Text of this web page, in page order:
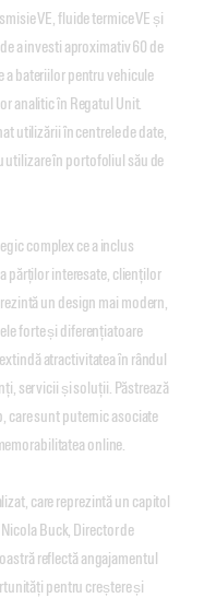
VE, fluide termice VE și
a investi aproximativ 60 de
a bateriilor pentru vehicule
analitic în Regatul Unit.
utilizării în centrele de date,
utilizare în portofoliul său de
complex ce a inclus
părților interesate, clienților
un design mai modern,
forte și diferențiatoare
atractivitatea în rândul
servicii și soluții. Păstrează
care sunt puternic asociate
online.
care reprezintă un capitol
Buck, Director de
reflectă angajamentul
pentru creștere și